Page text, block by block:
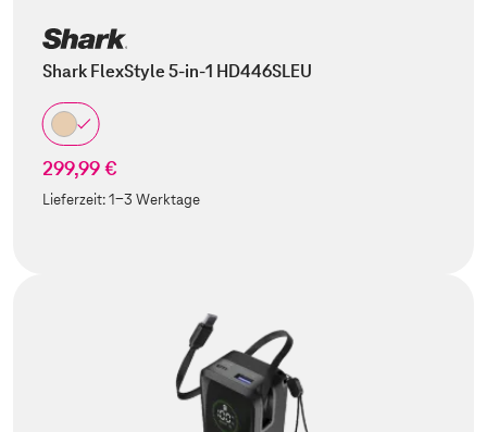
Shark FlexStyle 5-in-1 HD446SLEU
299,99 €
Lieferzeit:1-3 Werktage